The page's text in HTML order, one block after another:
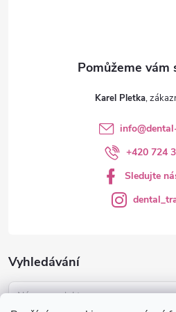
Vyhledávání
Karel Pletka
info@
+420 724
Sledujte